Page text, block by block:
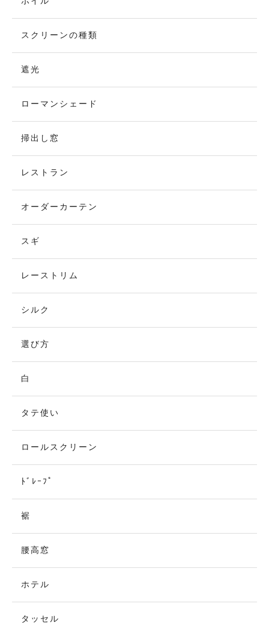
スクリーンの種類
遮光
ローマンシェード
掃出し窓
レストラン
オーダーカーテン
スギ
レーストリム
シルク
選び方
白
タテ使い
ロールスクリーン
ﾄﾞﾚｰﾌﾟ
裾
腰高窓
ホテル
タッセル